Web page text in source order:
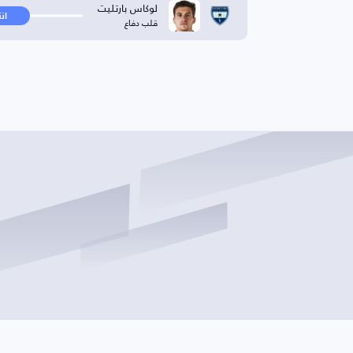
لوكاس بارتليت
قلب دفاع